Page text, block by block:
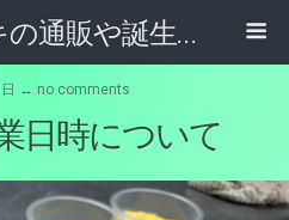
ロールケーキの通販や誕生日ケーキ【ケーキ屋健ちゃん】東大阪市
日 ↔ no comments
日時について